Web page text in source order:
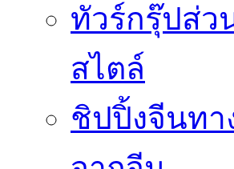
ทัวร์กรุ๊ปส่ว
สไตล์
ชิปปิ้งจีนทา